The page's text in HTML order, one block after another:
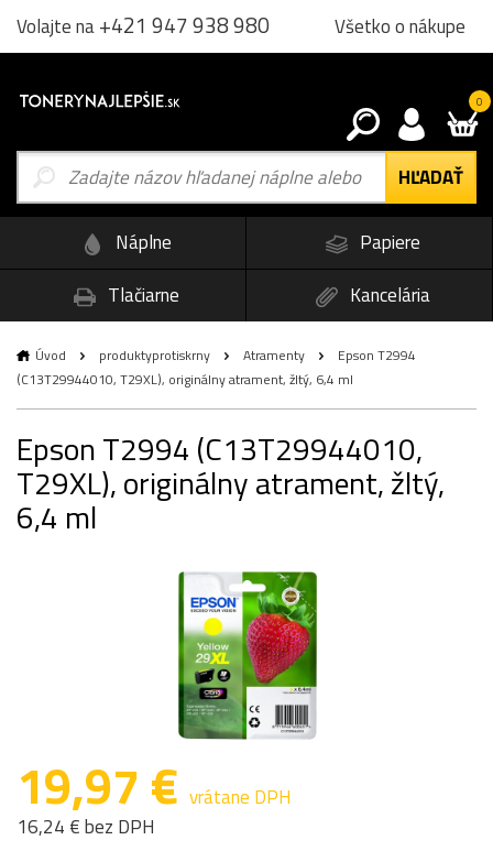
Volajte na+421 947 938 980 Všetko o nákupe
0
Náplne
Papiere
Tlačiarne
Kancelária
Úvod produktyprotiskrny Atramenty
Epson T2994
(C13T29944010, T29XL), originálny atrament, žltý, 6,4 ml
Epson T2994 (C13T29944010,
T29XL), originálny atrament, žltý,
6,4 ml
19,97 € vrátane DPH
16,24 € bez DPH